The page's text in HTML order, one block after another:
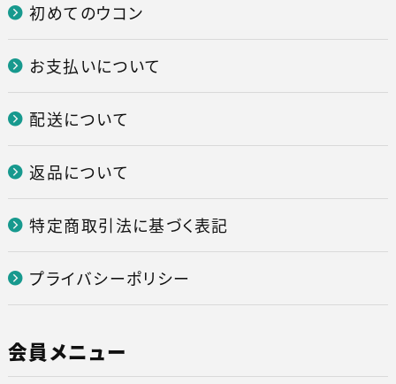
初めてのウコン
お支払いについて
配送について
返品について
特定商取引法に基づく表記
プライバシーポリシー
会員メニュー